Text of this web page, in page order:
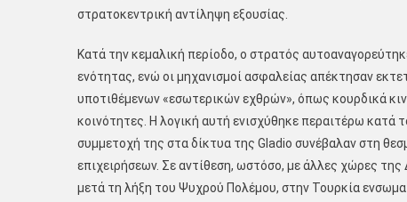
στρατοκεντρική αντίληψη εξουσίας.
Κατά την κεμαλική περίοδο, ο στρατός
ενότητας, ενώ οι μηχανισμοί ασφαλείας απέκτησαν
υποτιθέμενων «εσωτερικών εχθρών», όπως κουρδικά
κοινότητες. Η λογική αυτή ενισχύθηκε περαιτέρω
συμμετοχή της στα δίκτυα της Gladio συνέβαλαν στη
επιχειρήσεων. Σε αντίθεση, ωστόσο, με άλλες χώρες
μετά τη λήξη του Ψυχρού Πολέμου, στην Τουρκία